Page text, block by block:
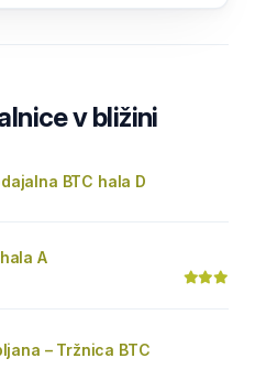
v bližini
BTC hala D
A
– Tržnica BTC